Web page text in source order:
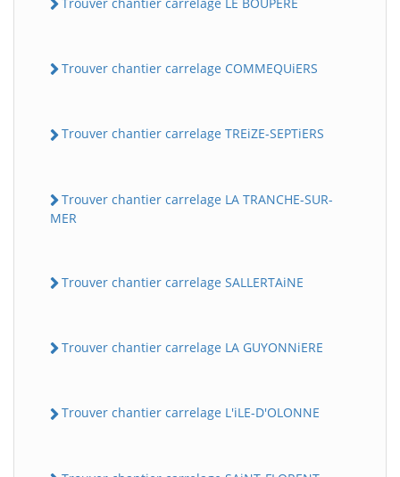
Trouver chantier carrelage COMMEQUiERS
Trouver chantier carrelage TREiZE-SEPTiERS
Trouver chantier carrelage LA TRANCHE-SUR-
MER
Trouver chantier carrelage SALLERTAiNE
Trouver chantier carrelage LA GUYONNiERE
Trouver chantier carrelage L'iLE-D'OLONNE